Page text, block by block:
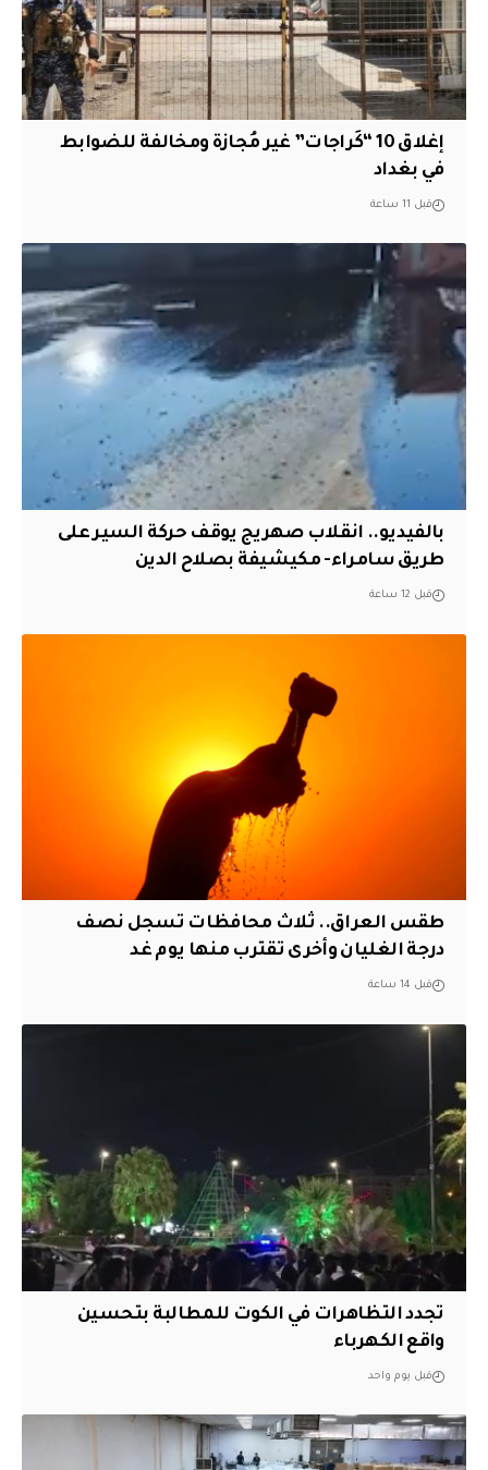
إغلاق 10 “كَراجات” غير مُجازة ومخالفة للضوابط
في بغداد
قبل 11 ساعة
بالفيديو.. انقلاب صهريج يوقف حركة السير على
طريق سامراء- مكيشيفة بصلاح الدين
قبل 12 ساعة
طقس العراق.. ثلاث محافظات تسجل نصف
درجة الغليان وأخرى تقترب منها يوم غد
قبل 14 ساعة
تجدد التظاهرات في الكوت للمطالبة بتحسين
واقع الكهرباء
قبل يوم واحد